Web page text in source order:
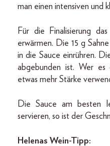
man einen intensiven und
Für die Finalisierung
erwärmen. Die 15 g
in die Sauce einrühren.
abgebunden ist. Wer es
etwas mehr Stärke
Die Sauce am besten
servieren, so ist der
Helenas Wein-Tipp: